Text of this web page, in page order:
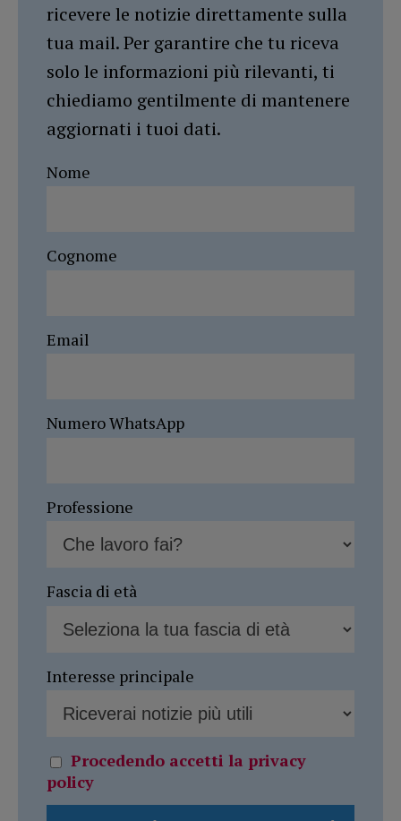
ricevere le notizie direttamente sulla
tua mail. Per garantire che tu riceva
solo le informazioni più rilevanti, ti
chiediamo gentilmente di mantenere
aggiornati i tuoi dati.
Nome
Cognome
Email
Numero WhatsApp
Professione
Fascia di età
Interesse principale
Procedendo accetti la privacy
policy